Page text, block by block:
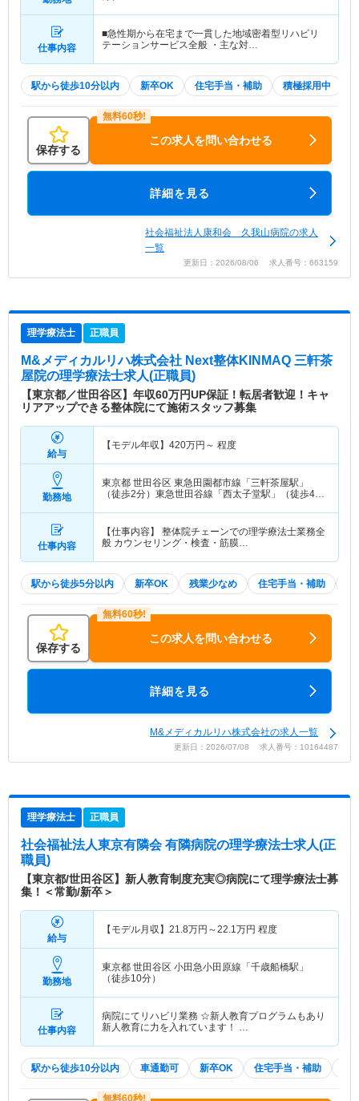
仕事内容
■急性期から在宅まで一貫した地域密着型リハビリ
テーションサービス全般 ・主な対…
駅から徒歩10分以内 新卒OK 住宅手当・補助 積極採用中
保存する
この求人を問い合わせる
詳細を見る
社会福祉法人康和会 久我山病院の求人
一覧
更新日：2026/08/06 求人番号：663159
理学療法士 正職員
M&メディカルリハ株式会社 Next整体KINMAQ 三軒茶
屋院の理学療法士求人(正職員)
【東京都／世田谷区】年収60万円UP保証！転居者歓迎！キャ
リアアップできる整体院にて施術スタッフ募集
給与
【モデル年収】 420万円～ 程度
勤務地
東京都 世田谷区 東急田園都市線「三軒茶屋駅」
（徒歩2分）東急世田谷線「西太子堂駅」（徒歩4
仕事内容
【仕事内容】 整体院チェーンでの理学療法士業務全
般 カウンセリング・検査・筋膜…
駅から徒歩5分以内 新卒OK 残業少なめ 住宅手当・補助
保存する
この求人を問い合わせる
詳細を見る
M&メディカルリハ株式会社の求人一覧
更新日：2026/07/08 求人番号：10164487
理学療法士 正職員
社会福祉法人東京有隣会 有隣病院の理学療法士求人(正
職員)
【東京都/世田谷区】新人教育制度充実◎病院にて理学療法士募
集！＜常勤/新卒＞
給与
【モデル月収】 21.8万円～22.1万円 程度
勤務地
東京都 世田谷区 小田急小田原線「千歳船橋駅」
（徒歩10分）
仕事内容
病院にてリハビリ業務 ☆新人教育プログラムもあり
新人教育に力を入れています！ …
駅から徒歩10分以内 車通勤可 新卒OK 住宅手当・補助